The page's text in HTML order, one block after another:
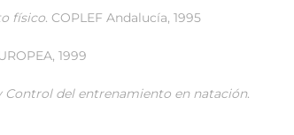
físico. COPLEF Andalucía, 1995
1999
Control del entrenamiento en natación.